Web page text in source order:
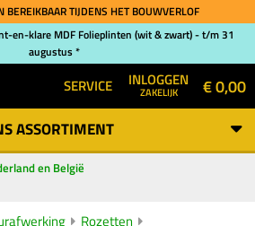
TIJDENS HET BOUWVERLOF
en-klare MDF Folieplinten (wit & zwart) - t/m 31
augustus *
SERVICE INLOGGEN
ZAKELIJK € 0,00
ASSORTIMENT
en België
Rozetten